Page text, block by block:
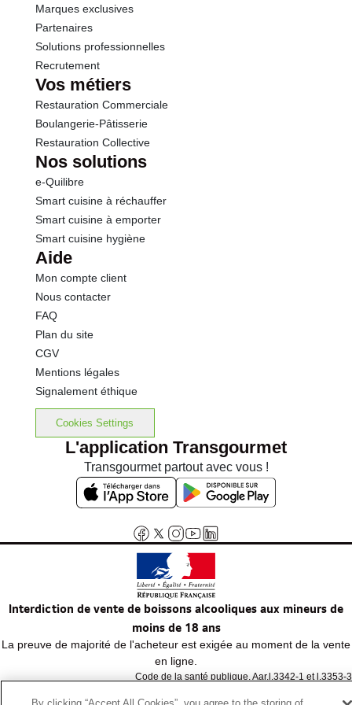
Marques exclusives
Partenaires
Solutions professionnelles
Recrutement
Vos métiers
Restauration Commerciale
Boulangerie-Pâtisserie
Restauration Collective
Nos solutions
e-Quilibre
Smart cuisine à réchauffer
Smart cuisine à emporter
Smart cuisine hygiène
Aide
Mon compte client
Nous contacter
FAQ
Plan du site
CGV
Mentions légales
Signalement éthique
Cookies Settings
L'application Transgourmet
Transgourmet partout avec vous !
Interdiction de vente de boissons alcooliques aux mineurs de
moins de 18 ans
La preuve de majorité de l'acheteur est exigée au moment de la vente
en ligne.
Code de la santé publique, Aar.l.3342-1 et l.3353-3